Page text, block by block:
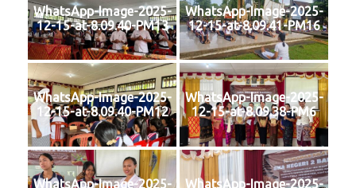
WhatsApp-Image-2025-
12-15-at-8.09.40-PM13
WhatsApp-Image-2025-
12-15-at-8.09.41-PM16
WhatsApp-Image-2025-
12-15-at-8.09.40-PM12
WhatsApp-Image-2025-
12-15-at-8.09.38-PM6
WhatsApp-Image-2025-
WhatsApp-Image-2025-